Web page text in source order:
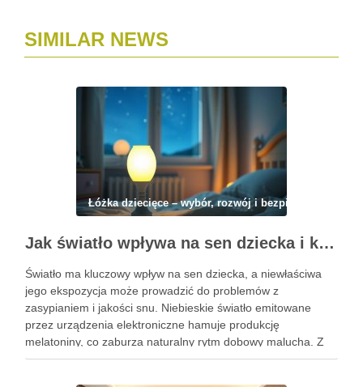
SIMILAR NEWS
Łóżka dziecięce – wybór, rozwój i bezpieczeństwo
Jak światło wpływa na sen dziecka i kiedy lampka nocna pomaga, a kiedy szkodzi
Światło ma kluczowy wpływ na sen dziecka, a niewłaściwa
jego ekspozycja może prowadzić do problemów z
zasypianiem i jakości snu. Niebieskie światło emitowane
przez urządzenia elektroniczne hamuje produkcję
melatoniny, co zaburza naturalny rytm dobowy malucha. Z
drugiej strony, lampka nocna może być pomocna w